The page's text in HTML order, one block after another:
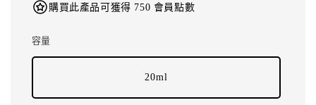
購買此產品可獲得 750 會員點數
容量
20ml